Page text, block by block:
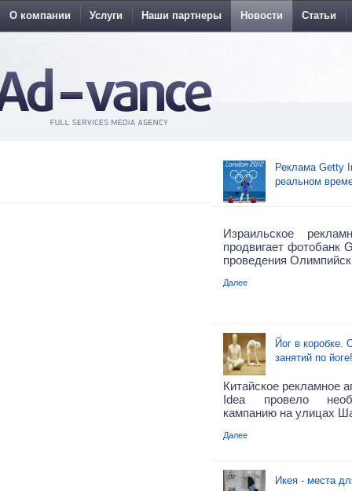
О компании Услуги Наши партнеры Новости Статьи
Реклама Getty
реальном
Израильское
продвигает фотобанк
проведения
Далее
Йог в коробке.
занятий по йоге!
Китайское рекламное
Idea провело
кампанию на улицах
Далее
Икея - места